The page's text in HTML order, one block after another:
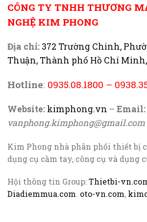
CÔNG TY TNHH THƯƠNG
NGHỆ KIM PHONG
Địa chỉ: 372 Trường Chinh,
Thuận, Thành phố Hồ Chí
Hotline: 0935.08.1800 –
Website: kimphong.vn – Email:
vanphong.kimphong@gmail.com
Kim Phong nhà phân phối thiết bị
dụng cụ cầm tay, công cụ và dụng
Hội thông tin Group:Thietbi-
Diadiemmua.com. oto-vn.com,